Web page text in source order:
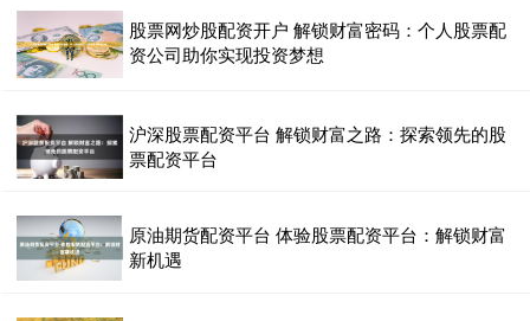
股票网炒股配资开户 解锁财富密码：个人股票配
资公司助你实现投资梦想
沪深股票配资平台 解锁财富之路：探索领先的股
票配资平台
原油期货配资平台 体验股票配资平台：解锁财富
新机遇